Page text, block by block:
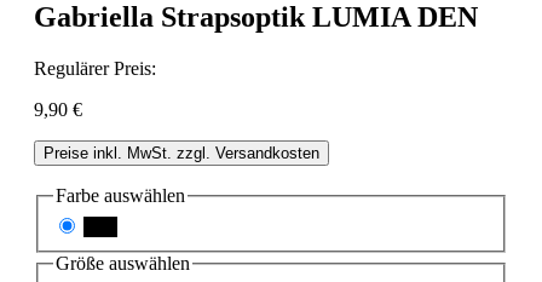
Gabriella Strapsoptik LUMIA DEN
Regulärer Preis:
9,90 €
Preise inkl. MwSt. zzgl. Versandkosten
Farbe auswählen
Größe auswählen